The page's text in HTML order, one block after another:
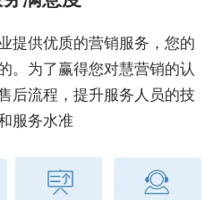
提供优质的营销服务，您的
。为了赢得您对慧营销的认
后流程，提升服务人员的技
服务水准